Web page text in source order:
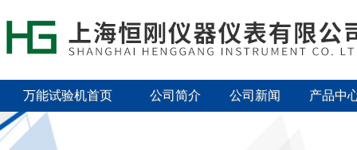
万能试验机首页 公司简介 公司新闻 产品中